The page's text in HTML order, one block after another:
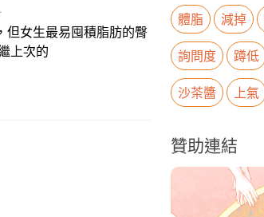
但女生最易囤積脂肪的臀
上次的
體脂
減掉
詢問度
蹲低
沙茶醬
上氣
贊助連結